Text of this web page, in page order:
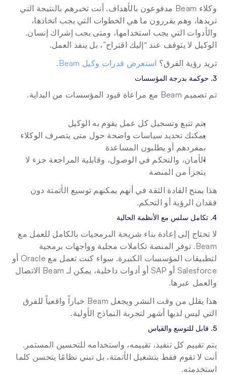
الوكيل لا يتوقف عند “إليك اقتراح”، بل ينفذ العمل.
تريد رؤية الفرق؟ استعرض قدرات وكيل Beam .
3. حوكمة بدرجة المؤسسات
تم تصميم Beam مع مراعاة قيود المؤسسات من البداية.
يتم تتبع وتسجيل كل عمل يقوم به الوكيل
بمفردهم أو يطلبون المساعدة
يتجزأ من المنصة
فقدان الرؤية أو التحكم.
4. تكامل سلس مع الأنظمة الحالية
والعمل عبرها.
التي ليس لديها أشهر لتجربة النماذج الأولية.
5. قابل للتوسع والقياس
استخدمته.